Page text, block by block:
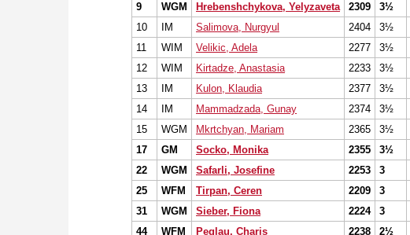
9
WGM Hrebenshchykova, Yelyzaveta 2309 3½
10
IM Salimova, Nurgyul 2404 3½
11
WIM Velikic, Adela 2277 3½
12
WIM Kirtadze, Anastasia 2233 3½
13
IM Kulon, Klaudia 2377 3½
14
IM Mammadzada, Gunay 2374 3½
15
WGM Mkrtchyan, Mariam 2365 3½
17
GM Socko, Monika 2355 3½
22
WGM Safarli, Josefine 2253 3
25
WFM Tirpan, Ceren 2209 3
31
WGM Sieber, Fiona 2224 3
44
WFM Peglau, Charis 2238 2½